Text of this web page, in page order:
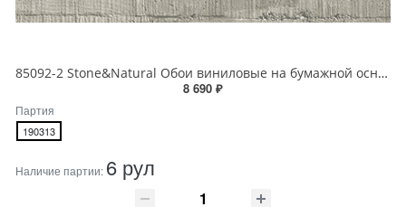
85092-2 Stone&Natural Обои виниловые на бумажной основе 1.06*15.5
8 690 ₽
Партия
190313
Наличие партии: 6 рул